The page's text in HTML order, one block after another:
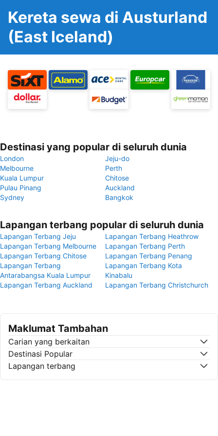
Kereta sewa di Austurland
(East Iceland)
Destinasi yang popular di seluruh dunia
London
Jeju-do
Melbourne
Perth
Kuala Lumpur
Chitose
Pulau Pinang
Auckland
Sydney
Bangkok
Lapangan terbang popular di seluruh dunia
Lapangan Terbang Jeju
Lapangan Terbang Heathrow
Lapangan Terbang Melbourne
Lapangan Terbang Perth
Lapangan Terbang Chitose
Lapangan Terbang Penang
Lapangan Terbang
Antarabangsa Kuala Lumpur
Lapangan Terbang Kota
Kinabalu
Lapangan Terbang Auckland
Lapangan Terbang Christchurch
Maklumat Tambahan
Carian yang berkaitan
Destinasi Popular
Lapangan terbang